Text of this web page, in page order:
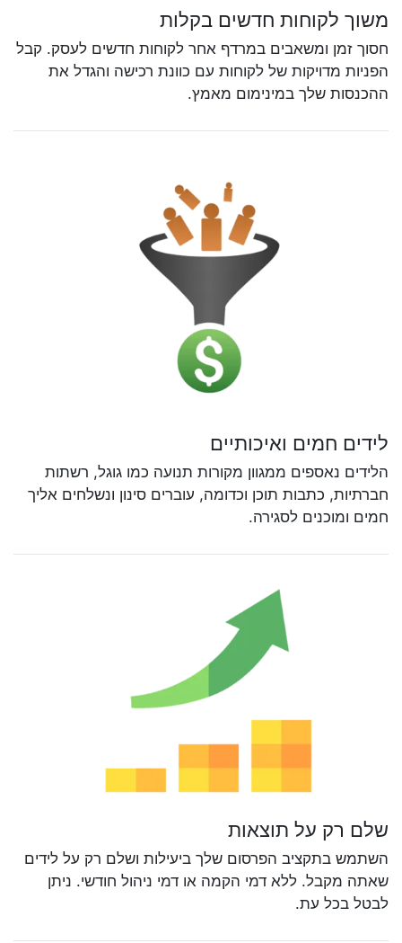
משוך לקוחות חדשים בקלות
חסוך זמן ומשאבים במרדף אחר לקוחות חדשים לעסק. קבל
הפניות מדויקות של לקוחות עם כוונת רכישה והגדל את
ההכנסות שלך במינימום מאמץ.
לידים חמים ואיכותיים
הלידים נאספים ממגוון מקורות תנועה כמו גוגל, רשתות
חברתיות, כתבות תוכן וכדומה, עוברים סינון ונשלחים אליך
חמים ומוכנים לסגירה.
שלם רק על תוצאות
השתמש בתקציב הפרסום שלך ביעילות ושלם רק על לידים
שאתה מקבל. ללא דמי הקמה או דמי ניהול חודשי. ניתן
לבטל בכל עת.